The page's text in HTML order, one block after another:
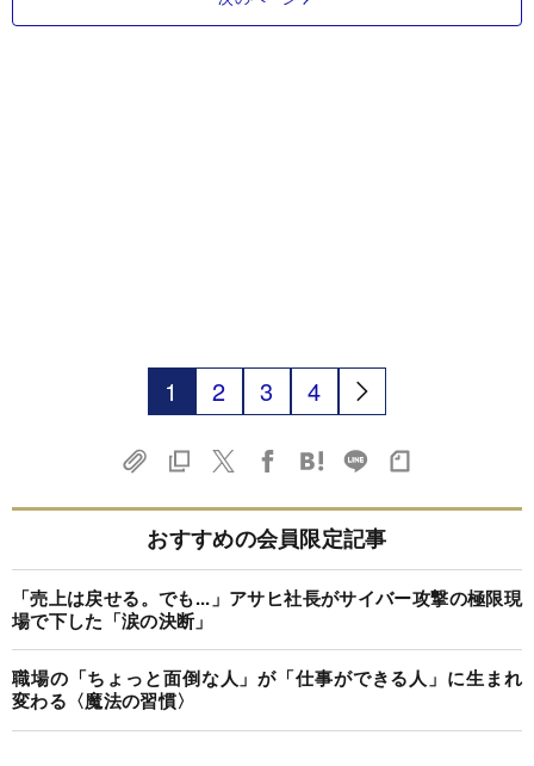
1 2 3 4
おすすめの会員限定記事
「売上は戻せる。でも...」アサヒ社長がサイバー攻撃の極限現
場で下した「涙の決断」
職場の「ちょっと面倒な人」が「仕事ができる人」に生まれ
変わる〈魔法の習慣〉